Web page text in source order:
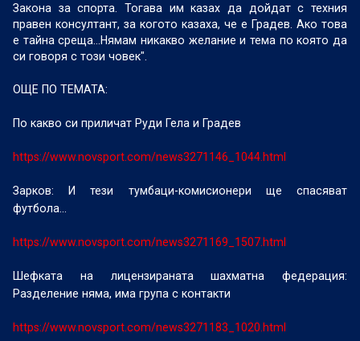
Закона за спорта. Тогава им казах да дойдат с техния
правен консултант, за когото казаха, че е Градев. Ако това
е тайна среща...Нямам никакво желание и тема по която да
си говоря с този човек".
ОЩЕ ПО ТЕМАТА:
По какво си приличат Руди Гела и Градев
https://www.novsport.com/news3271146_1044.html
Зарков: И тези тумбаци-комисионери ще спасяват
футбола...
https://www.novsport.com/news3271169_1507.html
Шефката на лицензираната шахматна федерация:
Разделение няма, има група с контакти
https://www.novsport.com/news3271183_1020.html